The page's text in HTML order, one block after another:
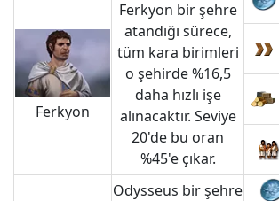
Ferkyon
Ferkyon bir şehre
atandığı sürece,
tüm kara birimleri
o şehirde %16,5
daha hızlı işe
alınacaktır. Seviye
20'de bu oran
%45'e çıkar.
Odysseus bir şehre